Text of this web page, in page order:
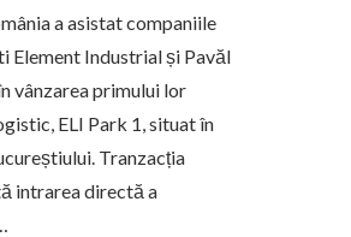
a asistat companiile
Element Industrial și Pavăl
vânzarea primului lor
ELI Park 1, situat în
Tranzacția
intrarea directă a